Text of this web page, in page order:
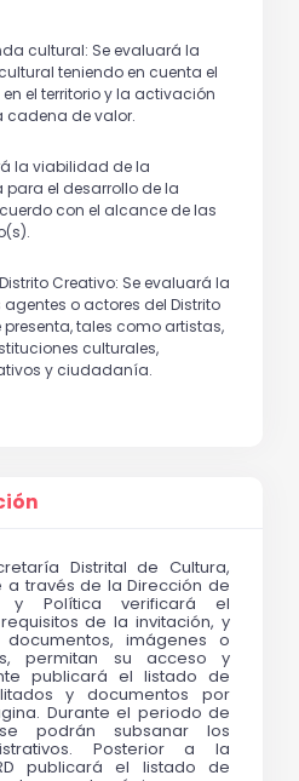
cultural: Se evaluará la
teniendo en cuenta el
el territorio y la activación
cadena de valor.
la viabilidad de la
el desarrollo de la
con el alcance de las
Creativo: Se evaluará la
o actores del Distrito
presenta, tales como artistas,
culturales,
y ciudadanía.
Distrital de Cultura,
a través de la Dirección de
y Política verificará el
de la invitación, y
imágenes o
permitan su acceso y
publicará el listado de
y documentos por
Durante el periodo de
podrán subsanar los
Posterior a la
publicará el listado de